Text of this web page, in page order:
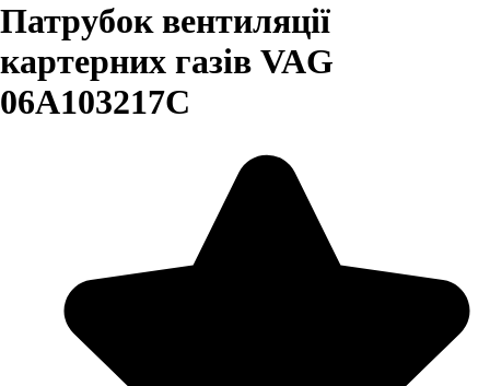
Патрубок вентиляції
картерних газів VAG
06A103217C